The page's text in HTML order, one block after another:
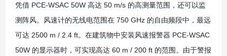
凭借 PCE-WSAC 50W 高达 50 m/s 的高测量范围，还可以监
测阵风。风速计的无线电范围在 750 GHz 的自由频段中，最远
可达 2500 m / 2.4 ft。在建筑物中安装风速报警器 PCE-WSAC
50W 的显示器时，可实现高达 60 m / 200 ft 的范围。由于警报